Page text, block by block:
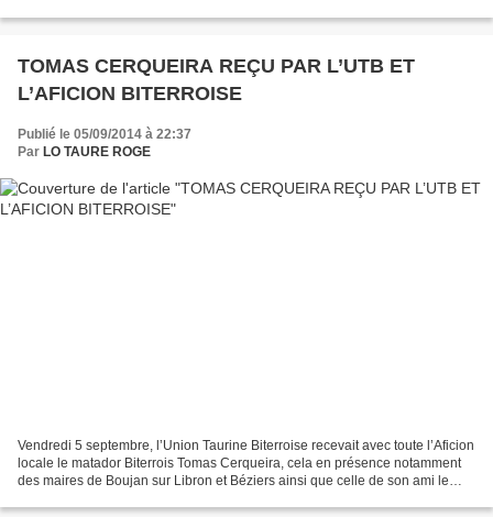
TOMAS CERQUEIRA REÇU PAR L’UTB ET
L’AFICION BITERROISE
Publié le 05/09/2014 à 22:37
Par LO TAURE ROGE
Vendredi 5 septembre, l’Union Taurine Biterroise recevait avec toute l’Aficion
locale le matador Biterrois Tomas Cerqueira, cela en présence notamment
des maires de Boujan sur Libron et Béziers ainsi que celle de son ami le